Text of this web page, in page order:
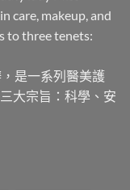
式。
在
品
頁
care, makeup, and
to three tenets:
是一系列醫美護
大宗旨：科學、安